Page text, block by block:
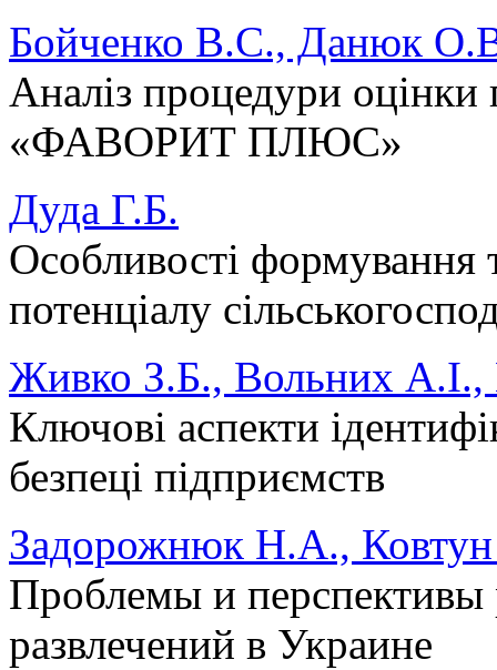
Бойченко В.С., Данюк
Аналіз процедури
«ФАВОРИТ ПЛЮС»
Дуда Г.Б.
Особливості формування
потенціалу
Живко З.Б., Вольних
Ключові аспекти
безпеці підприємств
Задорожнюк Н.А.,
Проблемы и перспективы
развлечений в Украине